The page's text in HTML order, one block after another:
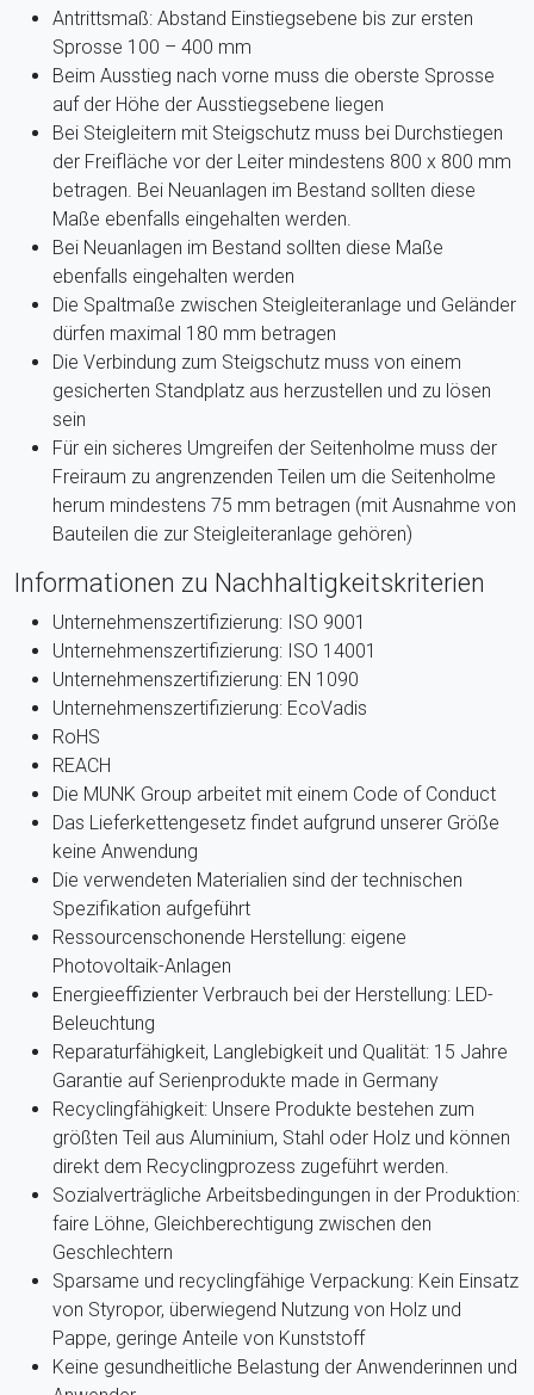
Antrittsmaß: Abstand Einstiegsebene bis zur ersten
Sprosse 100 – 400 mm
Beim Ausstieg nach vorne muss die oberste Sprosse
auf der Höhe der Ausstiegsebene liegen
Bei Steigleitern mit Steigschutz muss bei Durchstiegen
der Freifläche vor der Leiter mindestens 800 x 800 mm
betragen. Bei Neuanlagen im Bestand sollten diese
Maße ebenfalls eingehalten werden.
Bei Neuanlagen im Bestand sollten diese Maße
ebenfalls eingehalten werden
Die Spaltmaße zwischen Steigleiteranlage und Geländer
dürfen maximal 180 mm betragen
Die Verbindung zum Steigschutz muss von einem
gesicherten Standplatz aus herzustellen und zu lösen
sein
Für ein sicheres Umgreifen der Seitenholme muss der
Freiraum zu angrenzenden Teilen um die Seitenholme
herum mindestens 75 mm betragen (mit Ausnahme von
Bauteilen die zur Steigleiteranlage gehören)
Informationen zu Nachhaltigkeitskriterien
Unternehmenszertifizierung: ISO 9001
Unternehmenszertifizierung: ISO 14001
Unternehmenszertifizierung: EN 1090
Unternehmenszertifizierung: EcoVadis
RoHS
REACH
Die MUNK Group arbeitet mit einem Code of Conduct
Das Lieferkettengesetz findet aufgrund unserer Größe
keine Anwendung
Die verwendeten Materialien sind der technischen
Spezifikation aufgeführt
Ressourcenschonende Herstellung: eigene
Photovoltaik-Anlagen
Energieeffizienter Verbrauch bei der Herstellung: LED-
Beleuchtung
Reparaturfähigkeit, Langlebigkeit und Qualität: 15 Jahre
Garantie auf Serienprodukte made in Germany
Recyclingfähigkeit: Unsere Produkte bestehen zum
größten Teil aus Aluminium, Stahl oder Holz und können
direkt dem Recyclingprozess zugeführt werden.
Sozialverträgliche Arbeitsbedingungen in der Produktion:
faire Löhne, Gleichberechtigung zwischen den
Geschlechtern
Sparsame und recyclingfähige Verpackung: Kein Einsatz
von Styropor, überwiegend Nutzung von Holz und
Pappe, geringe Anteile von Kunststoff
Keine gesundheitliche Belastung der Anwenderinnen und